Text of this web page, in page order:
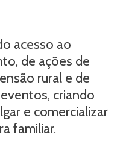
acesso ao
de ações de
rural e de
criando
e comercializar
familiar.